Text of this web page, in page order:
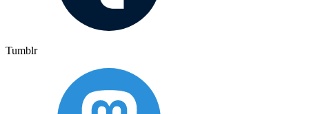
Tumblr